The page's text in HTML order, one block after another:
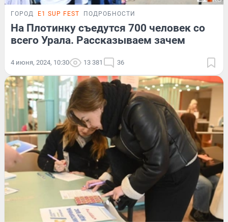
ГОРОД E1 SUP FEST ПОДРОБНОСТИ
На Плотинку съедутся 700 человек со
всего Урала. Рассказываем зачем
4 июня, 2024, 10:30 13 381 36